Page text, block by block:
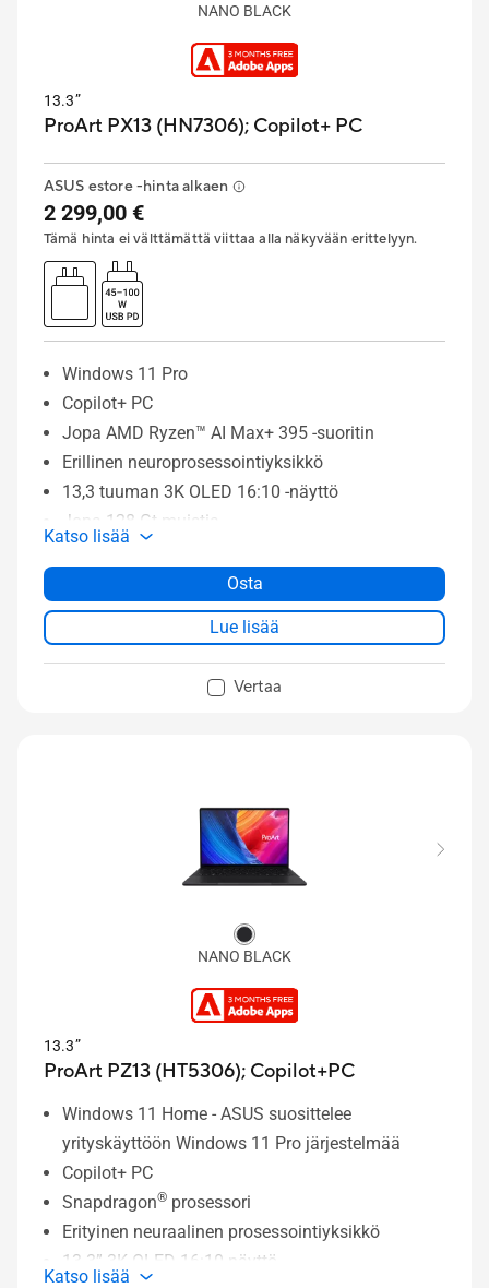
NANO BLACK
13.3”
ProArt PX13 (HN7306); Copilot+ PC
ASUS estore -hinta alkaen
2 299,00 €
Tämä hinta ei välttämättä viittaa alla näkyvään erittelyyn.
Windows 11 Pro
Copilot+ PC
Jopa AMD Ryzen™ AI Max+ 395 -suoritin
Erillinen neuroprosessointiyksikkö
13,3 tuuman 3K OLED 16:10 -näyttö
Jopa 128 Gt muistia
Täydelliset I/O-portit USB 4 Type-C -liitännällä
WiFi 7 (802.11be)
Katso lisää
Osta
Lue lisää
Vertaa
NANO BLACK
13.3”
ProArt PZ13 (HT5306); Copilot+PC
Windows 11 Home - ASUS suosittelee
yrityskäyttöön Windows 11 Pro järjestelmää
Copilot+ PC
Snapdragon® prosessori
Erityinen neuraalinen prosessointiyksikkö
13.3” 3K OLED 16:10 näyttö
Katso lisää